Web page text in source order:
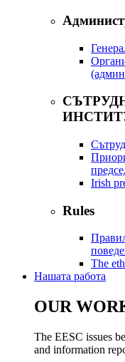
Irish
Rules
​​​​​​​​​​​​​​​​​​​​​​The
Нашата работа
OUR
The EESC issues
and information